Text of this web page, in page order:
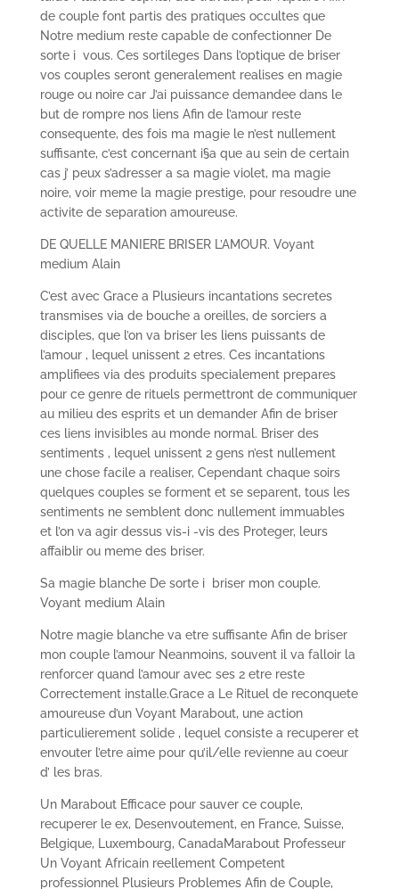
de couple font partis des pratiques occultes que
Notre medium reste capable de confectionner De
sorte i vous. Ces sortileges Dans l’optique de briser
vos couples seront generalement realises en magie
rouge ou noire car J’ai puissance demandee dans le
but de rompre nos liens Afin de l’amour reste
consequente, des fois ma magie le n’est nullement
suffisante, c’est concernant i§a que au sein de certain
cas j’ peux s’adresser a sa magie violet, ma magie
noire, voir meme la magie prestige, pour resoudre une
activite de separation amoureuse.
DE QUELLE MANIERE BRISER L’AMOUR. Voyant
medium Alain
C’est avec Grace a Plusieurs incantations secretes
transmises via de bouche a oreilles, de sorciers a
disciples, que l’on va briser les liens puissants de
l’amour , lequel unissent 2 etres. Ces incantations
amplifiees via des produits specialement prepares
pour ce genre de rituels permettront de communiquer
au milieu des esprits et un demander Afin de briser
ces liens invisibles au monde normal. Briser des
sentiments , lequel unissent 2 gens n’est nullement
une chose facile a realiser, Cependant chaque soirs
quelques couples se forment et se separent, tous les
sentiments ne semblent donc nullement immuables
et l’on va agir dessus vis-i -vis des Proteger, leurs
affaiblir ou meme des briser.
Sa magie blanche De sorte i briser mon couple.
Voyant medium Alain
Notre magie blanche va etre suffisante Afin de briser
mon couple l’amour Neanmoins, souvent il va falloir la
renforcer quand l’amour avec ses 2 etre reste
Correctement installe.Grace a Le Rituel de reconquete
amoureuse d’un Voyant Marabout, une action
particulierement solide , lequel consiste a recuperer et
envouter l’etre aime pour qu’il/elle revienne au coeur
d’ les bras.
Un Marabout Efficace pour sauver ce couple,
recuperer le ex, Desenvoutement, en France, Suisse,
Belgique, Luxembourg, CanadaMarabout Professeur
Un Voyant Africain reellement Competent
professionnel Plusieurs Problemes Afin de Couple,